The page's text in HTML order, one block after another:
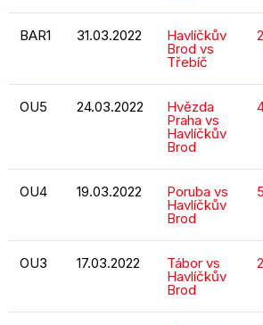
BAR1 31.03.2022 Havlíčkův
Brod vs
Třebíč
OU5 24.03.2022 Hvězda
Praha vs
Havlíčkův
Brod
OU4 19.03.2022 Poruba vs
Havlíčkův
Brod
OU3 17.03.2022 Tábor vs
Havlíčkův
Brod